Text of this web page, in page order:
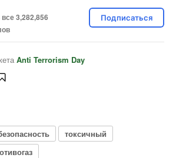
3,282,856
Подписаться
Anti Terrorism Day
токсичный